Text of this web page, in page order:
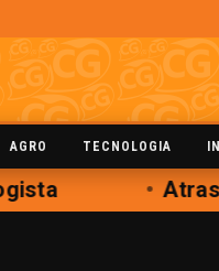
AGRO TECNOLOGIA